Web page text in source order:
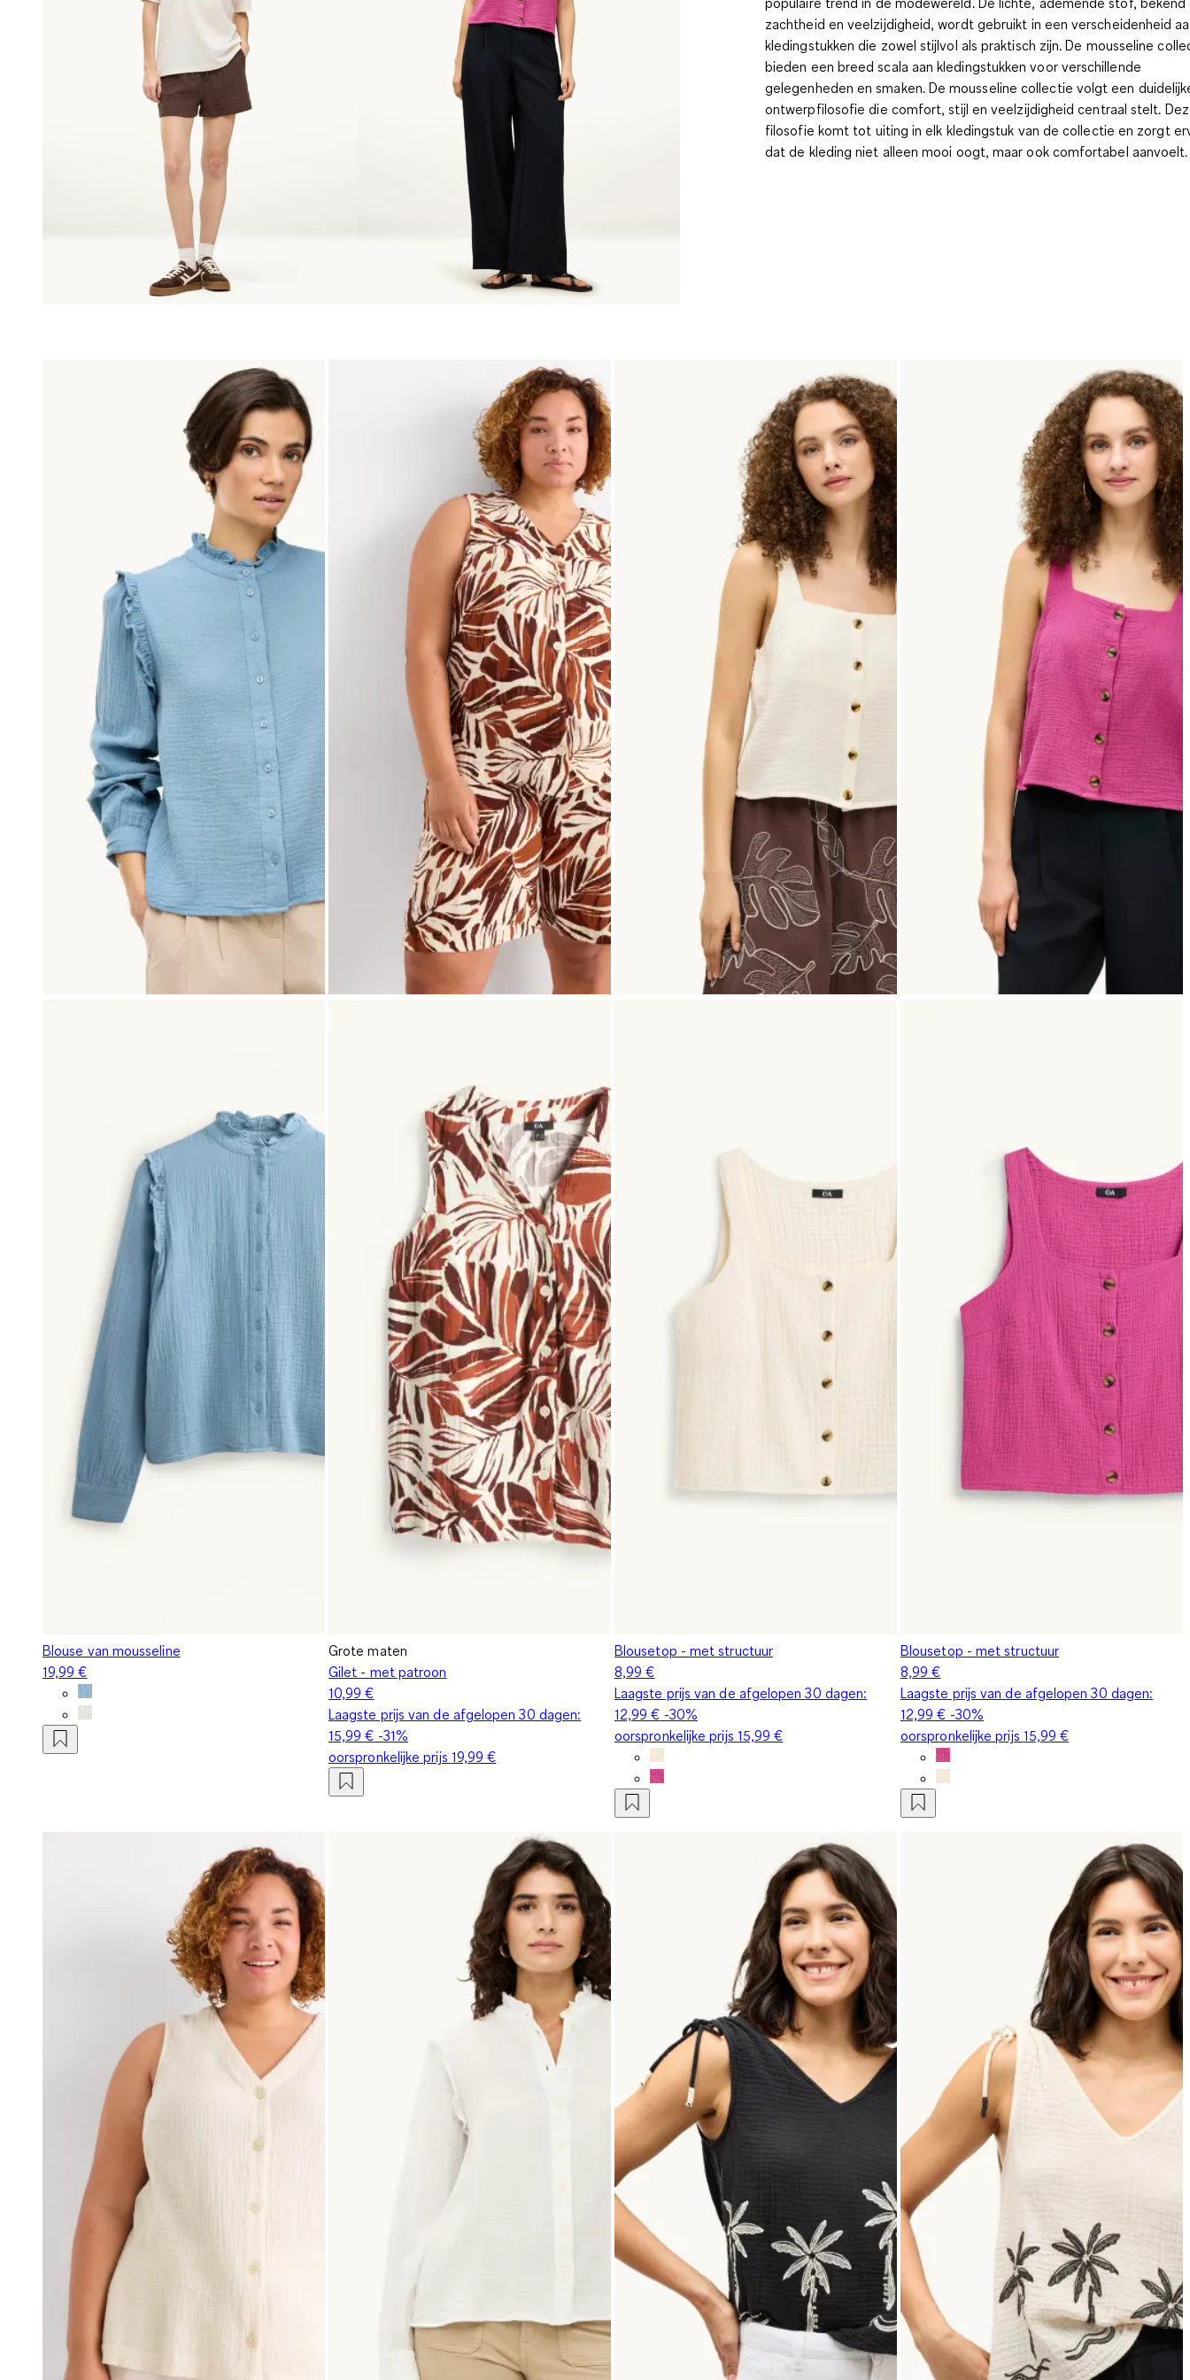
zachtheid en veelzijdigheid, wordt gebruikt in een verscheidenheid
kledingstukken die zowel stijlvol als praktisch zijn. De mousseline
bieden een breed scala aan kledingstukken voor verschillende
gelegenheden en smaken. De mousseline collectie volgt een
ontwerpfilosofie die comfort, stijl en veelzijdigheid centraal stelt.
filosofie komt tot uiting in elk kledingstuk van de collectie en zorgt
dat de kleding niet alleen mooi oogt, maar ook comfortabel aanvoelt.
Blouse van mousseline
19,99 €
Grote maten
Gilet - met patroon
10,99 €
Laagste prijs van de afgelopen 30 dagen:
15,99 € -31%
oorspronkelijke prijs 19,99 €
Blousetop - met structuur
8,99 €
Laagste prijs van de afgelopen 30 dagen:
12,99 € -30%
oorspronkelijke prijs 15,99 €
Blousetop - met structuur
8,99 €
Laagste prijs van de afgelopen 30 dagen:
12,99 € -30%
oorspronkelijke prijs 15,99 €